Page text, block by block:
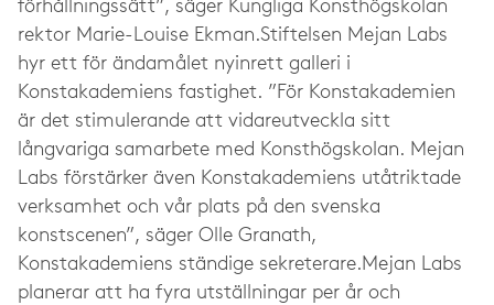
förhållningssätt”, säger Kungliga Konsthögskolan
rektor Marie-Louise Ekman.Stiftelsen Mejan Labs
hyr ett för ändamålet nyinrett galleri i
Konstakademiens fastighet. ”För Konstakademien
är det stimulerande att vidareutveckla sitt
långvariga samarbete med Konsthögskolan. Mejan
Labs förstärker även Konstakademiens utåtriktade
verksamhet och vår plats på den svenska
konstscenen”, säger Olle Granath,
Konstakademiens ständige sekreterare.Mejan Labs
planerar att ha fyra utställningar per år och